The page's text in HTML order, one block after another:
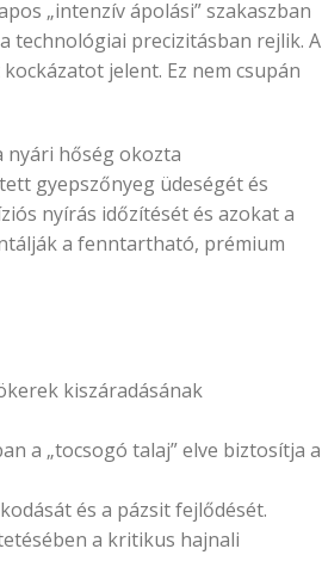
„intenzív ápolási” szakaszban
technológiai precizitásban rejlik. A
jelent. Ez nem csupán
nyári hőség okozta
gyepszőnyeg üdeségét és
nyírás időzítését és azokat a
a fenntartható, prémium
kiszáradásának
a „tocsogó talaj” elve biztosítja a
és a pázsit fejlődését.
a kritikus hajnali